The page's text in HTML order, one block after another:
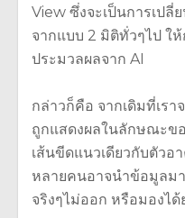
View ซึ่งจะเป็นการเป
จากแบบ 2 มิติทั่วๆไป ใ
ประมวลผลจาก AI
กล่าวก็คือ จากเดิมที่เร
ถูกแสดงผลในลักษณะข
เส้นขีดแนวเดียวกับตัวอ
หลายคนอาจนำข้อมูลม
จริงๆไม่ออก หรือมองได้